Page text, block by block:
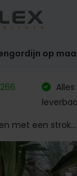
op
met een strok...